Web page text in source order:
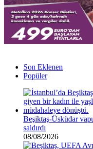
Son Eklenen
Popüler
Beşiktaş-Üsküdar
saldırdı
08/08/2026